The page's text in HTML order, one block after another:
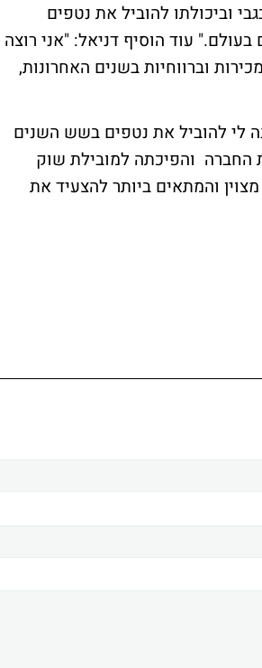
וביכולתו להוביל את נטפים
עוד הוסיף דניאל: "אני רוצה
וברווחיות בשנים האחרונות,
לי להוביל את נטפים בשש השנים
החברה והפיכתה למובילת שוק
והמתאים ביותר להצעיד את